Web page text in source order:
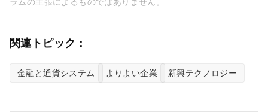
関連トピック：
金融と通貨システム よりよい企業 新興テクノロジー